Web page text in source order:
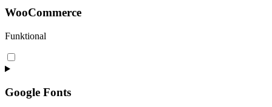
sourcebuster-
WooCommerce
Funktional
Consent
to
woocommerce
Google Fonts